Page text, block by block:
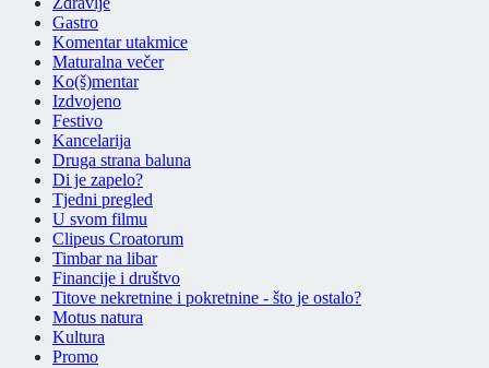
Gastro
Komentar utakmice
Maturalna večer
Ko(š)mentar
Izdvojeno
Festivo
Kancelarija
Druga strana baluna
Di je zapelo?
Tjedni pregled
U svom filmu
Clipeus Croatorum
Timbar na libar
Financije i društvo
Titove nekretnine i pokretnine - što je ostalo?
Motus natura
Kultura
Promo